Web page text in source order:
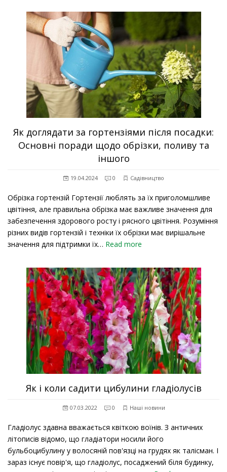
Як доглядати за гортензіями після посадки:
Основні поради щодо обрізки, поливу та
іншого
19.04.2024 0 Садівництво
Обрізка гортензій Гортензії люблять за їх приголомшливе
цвітіння, але правильна обрізка має важливе значення для
забезпечення здорового росту і рясного цвітіння. Розуміння
різних видів гортензій і техніки їх обрізки має вирішальне
значення для підтримки їх… Read more
Як і коли садити цибулини гладіолусів
07.03.2022 0 Наші новини
Гладіолус здавна вважається квіткою воїнів. З античних
літописів відомо, що гладіатори носили його
бульбоцибулину у волосяній пов'язці на грудях як талісман. І
зараз існує повір'я, що гладіолус, посаджений біля будинку,